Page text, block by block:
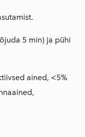
5 min) ja pühi
ained, <5%